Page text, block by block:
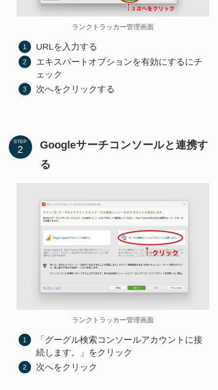
ランクトラッカー管理画面
URLを入力する
エキスパートオプションを有効にするにチ
ェック
次へをクリックする
STEP
Googleサーチコンソールと連携す
る
ランクトラッカー管理画面
「グーグル検索コンソールアカウントに接
続します。」をクリック
次へをクリック